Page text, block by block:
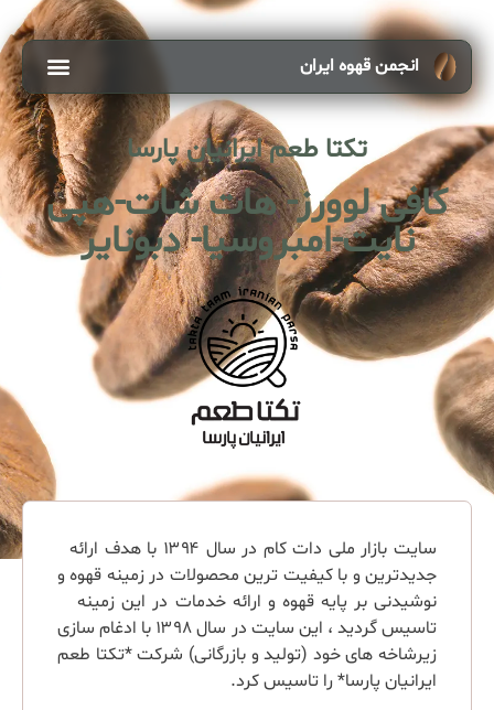
انجمن قهوه ایران
تکتا طعم ایرانیان پارسا
کافی لوورز- هات شات-هپی
نایت-امبروسیا- دبونایر
سایت بازار ملی دات کام در سال ۱۳۹۴ با هدف ارائه
جدیدترین و با کیفیت ترین محصولات در زمینه قهوه و
نوشیدنی بر پایه قهوه و ارائه خدمات در این زمینه
تاسیس گردید ، این سایت در سال ۱۳۹۸ با ادغام سازی
زیرشاخه های خود (تولید و بازرگانی) شرکت *تکتا طعم
ایرانیان پارسا* را تاسیس کرد.